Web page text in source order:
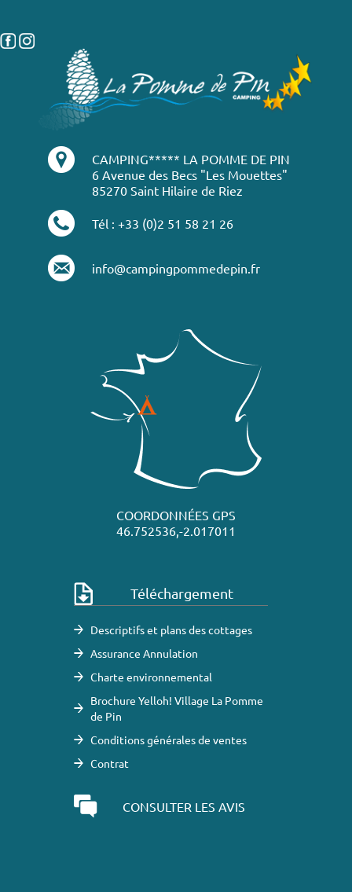
CAMPING***** LA POMME DE PIN
6 Avenue des Becs "Les Mouettes"
85270 Saint Hilaire de Riez
Tél : +33 (0)2 51 58 21 26
info@campingpommedepin.fr
COORDONNÉES GPS
46.752536,-2.017011
Téléchargement
Descriptifs et plans des cottages
Assurance Annulation
Charte environnemental
Brochure Yelloh! Village La Pomme
de Pin
Conditions générales de ventes
Contrat
CONSULTER LES AVIS